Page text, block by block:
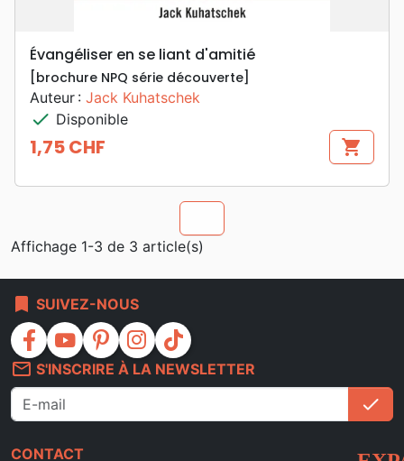
Évangéliser en se liant d'amitié
[brochure NPQ série découverte]
Auteur : Jack Kuhatschek
check Disponible
Prix
1,75 CHF shopping_cart
Affichage 1-3 de 3 article(s)
bookmark SUIVEZ-NOUS
facebook youtube pinterest instagram
tiktok
mail_outline S'INSCRIRE À LA NEWSLETTER
check
CONTACT